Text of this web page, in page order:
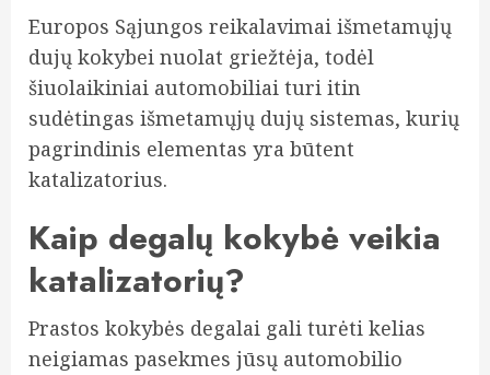
Europos Sąjungos reikalavimai išmetamųjų
dujų kokybei nuolat griežtėja, todėl
šiuolaikiniai automobiliai turi itin
sudėtingas išmetamųjų dujų sistemas, kurių
pagrindinis elementas yra būtent
katalizatorius.
Kaip degalų kokybė veikia
katalizatorių?
Prastos kokybės degalai gali turėti kelias
neigiamas pasekmes jūsų automobilio